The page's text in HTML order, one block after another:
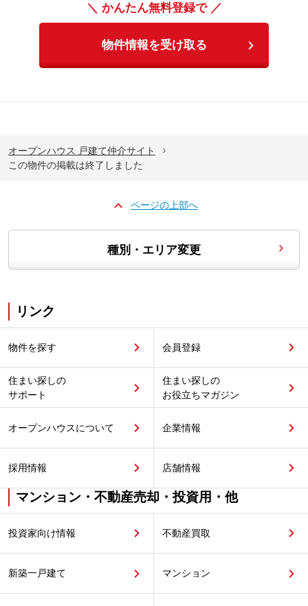
＼ かんたん無料登録で ／
物件情報を受け取る
オープンハウス 戸建て仲介サイト
この物件の掲載は終了しました
ページの上部へ
種別・エリア変更
リンク
物件を探す 会員登録
住まい探しの
サポート
住まい探しの
お役立ちマガジン
オープンハウスについて 企業情報
採用情報 店舗情報
マンション・不動産売却・投資用・他
投資家向け情報 不動産買取
新築一戸建て マンション